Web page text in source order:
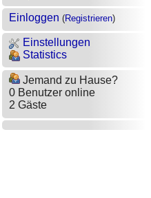
Einloggen (Registrieren)
Einstellungen
Statistics
Jemand zu Hause?
0 Benutzer online
2 Gäste